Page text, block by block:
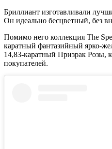
Бриллиант изготавливали
Он идеально бесцветный, без
Помимо него коллекция The
каратный фантазийный ярко-
14,83-каратный Призрак Розы,
покупателей.